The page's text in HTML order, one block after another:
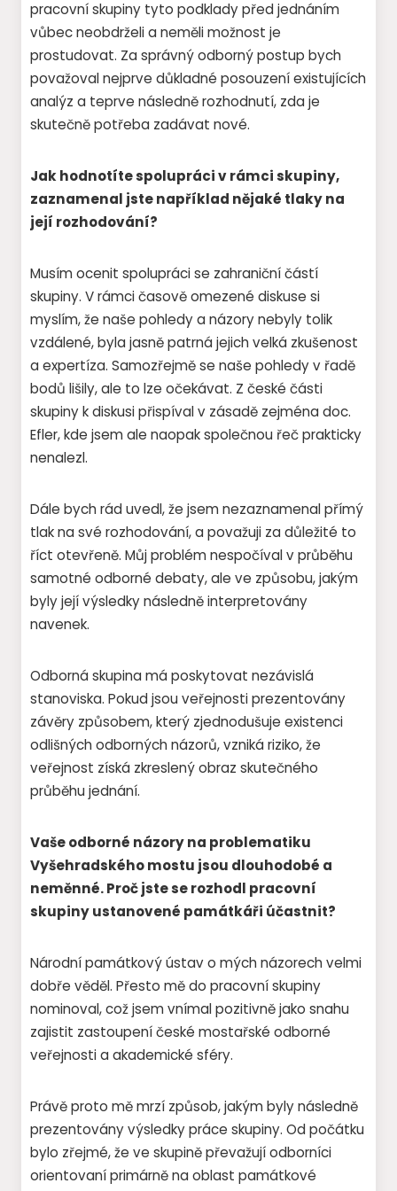
pracovní skupiny tyto podklady před jednáním
vůbec neobdrželi a neměli možnost je
prostudovat. Za správný odborný postup bych
považoval nejprve důkladné posouzení existujících
analýz a teprve následně rozhodnutí, zda je
skutečně potřeba zadávat nové.
Jak hodnotíte spolupráci v rámci skupiny,
zaznamenal jste například nějaké tlaky na
její rozhodování?
Musím ocenit spolupráci se zahraniční částí
skupiny. V rámci časově omezené diskuse si
myslím, že naše pohledy a názory nebyly tolik
vzdálené, byla jasně patrná jejich velká zkušenost
a expertíza. Samozřejmě se naše pohledy v řadě
bodů lišily, ale to lze očekávat. Z české části
skupiny k diskusi přispíval v zásadě zejména doc.
Efler, kde jsem ale naopak společnou řeč prakticky
nenalezl.
Dále bych rád uvedl, že jsem nezaznamenal přímý
tlak na své rozhodování, a považuji za důležité to
říct otevřeně. Můj problém nespočíval v průběhu
samotné odborné debaty, ale ve způsobu, jakým
byly její výsledky následně interpretovány
navenek.
Odborná skupina má poskytovat nezávislá
stanoviska. Pokud jsou veřejnosti prezentovány
závěry způsobem, který zjednodušuje existenci
odlišných odborných názorů, vzniká riziko, že
veřejnost získá zkreslený obraz skutečného
průběhu jednání.
Vaše odborné názory na problematiku
Vyšehradského mostu jsou dlouhodobé a
neměnné. Proč jste se rozhodl pracovní
skupiny ustanovené památkáři účastnit?
Národní památkový ústav o mých názorech velmi
dobře věděl. Přesto mě do pracovní skupiny
nominoval, což jsem vnímal pozitivně jako snahu
zajistit zastoupení české mostařské odborné
veřejnosti a akademické sféry.
Právě proto mě mrzí způsob, jakým byly následně
prezentovány výsledky práce skupiny. Od počátku
bylo zřejmé, že ve skupině převažují odborníci
orientovaní primárně na oblast památkové